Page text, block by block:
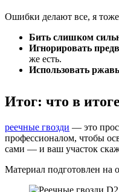
Ошибки делают все, я
Бить слишком
Игнорировать
же есть.
Использовать
Итог: что в итоге
реечные гвозди — это
профессионалом, чтобы
сами — и ваш участок
Материал подготовлен на